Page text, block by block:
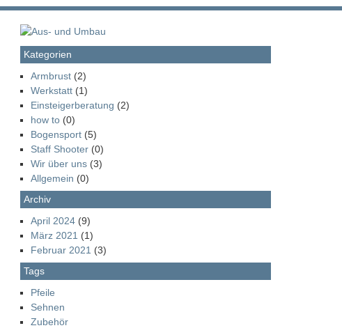
Kategorien
Armbrust (2)
Werkstatt (1)
Einsteigerberatung (2)
how to (0)
Bogensport (5)
Staff Shooter (0)
Wir über uns (3)
Allgemein (0)
Archiv
April 2024 (9)
März 2021 (1)
Februar 2021 (3)
Tags
Pfeile
Sehnen
Zubehör